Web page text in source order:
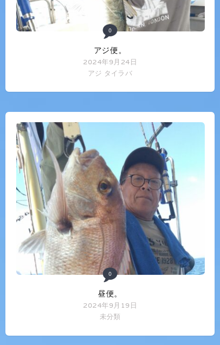
0
アジ便。
2024年9月24日
アジ タイラバ
0
昼便。
2024年9月19日
未分類